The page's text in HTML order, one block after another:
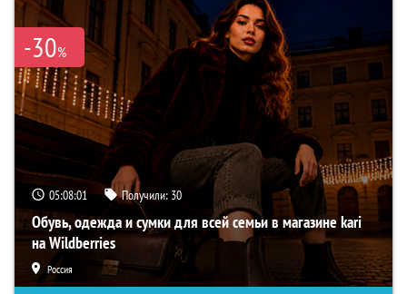
-30%
05:08:00 Получили: 30
Обувь, одежда и сумки для всей семьи в магазине kari
на Wildberries
Россия